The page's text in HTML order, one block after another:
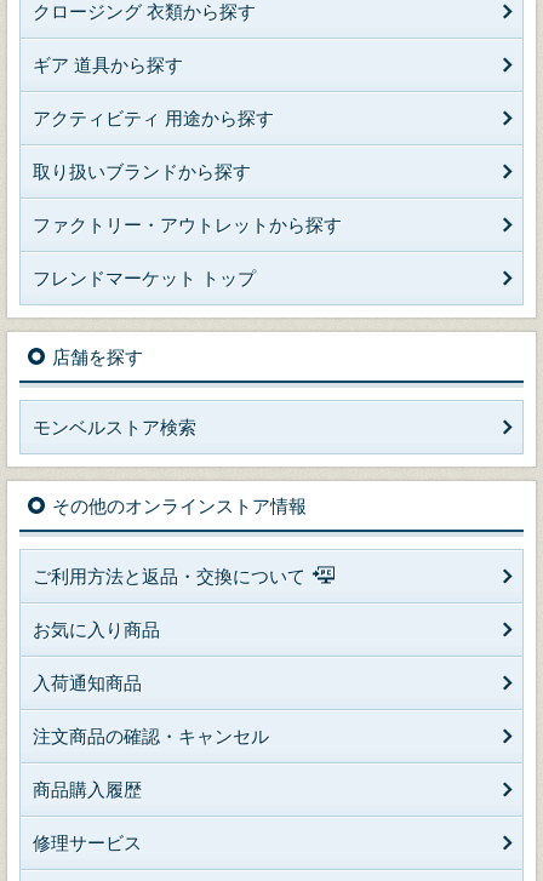
クロージング 衣類から探す
ギア 道具から探す
アクティビティ 用途から探す
取り扱いブランドから探す
ファクトリー・アウトレットから探す
フレンドマーケット トップ
店舗を探す
モンベルストア検索
その他のオンラインストア情報
ご利用方法と返品・交換について
お気に入り商品
入荷通知商品
注文商品の確認・キャンセル
商品購入履歴
修理サービス